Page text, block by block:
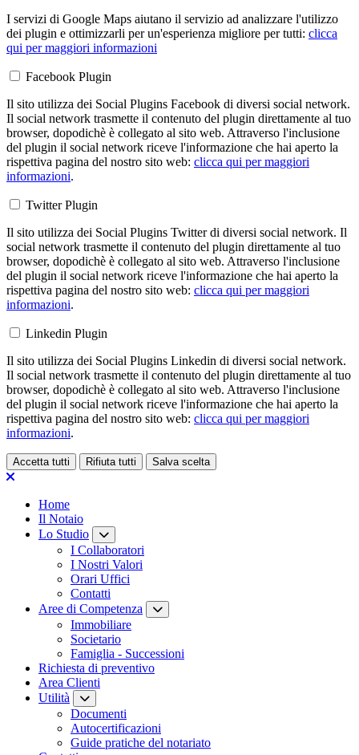
I servizi di Google Maps aiutano il servizio ad analizzare l'utilizzo
dei plugin e ottimizzarli per un'esperienza migliore per tutti: clicca
qui per maggiori informazioni
Facebook Plugin
Il sito utilizza dei Social Plugins Facebook di diversi social network.
Il social network trasmette il contenuto del plugin direttamente al tuo
browser, dopodichè è collegato al sito web. Attraverso l'inclusione
del plugin il social network riceve l'informazione che hai aperto la
rispettiva pagina del nostro sito web: clicca qui per maggiori
informazioni.
Twitter Plugin
Il sito utilizza dei Social Plugins Twitter di diversi social network. Il
social network trasmette il contenuto del plugin direttamente al tuo
browser, dopodichè è collegato al sito web. Attraverso l'inclusione
del plugin il social network riceve l'informazione che hai aperto la
rispettiva pagina del nostro sito web: clicca qui per maggiori
informazioni.
Linkedin Plugin
Il sito utilizza dei Social Plugins Linkedin di diversi social network.
Il social network trasmette il contenuto del plugin direttamente al tuo
browser, dopodichè è collegato al sito web. Attraverso l'inclusione
del plugin il social network riceve l'informazione che hai aperto la
rispettiva pagina del nostro sito web: clicca qui per maggiori
informazioni.
Accetta tutti Rifiuta tutti Salva scelta
Loading...
Home
Il Notaio
Lo Studio
I Collaboratori
I Nostri Valori
Orari Uffici
Contatti
Aree di Competenza
Immobiliare
Societario
Famiglia - Successioni
Richiesta di preventivo
Area Clienti
Utilità
Documenti
Autocertificazioni
Guide pratiche del notariato